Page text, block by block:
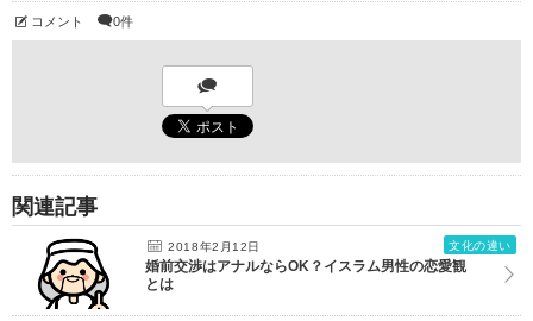
コメント 0件
関連記事
2018年2月12日 文化の違い
婚前交渉はアナルならOK？イスラム男性の恋愛観
とは